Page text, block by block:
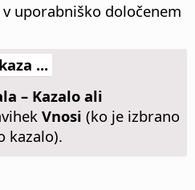
uporabniško določenem
...
– Kazalo ali
Vnosi (ko je izbrano
kazalo).